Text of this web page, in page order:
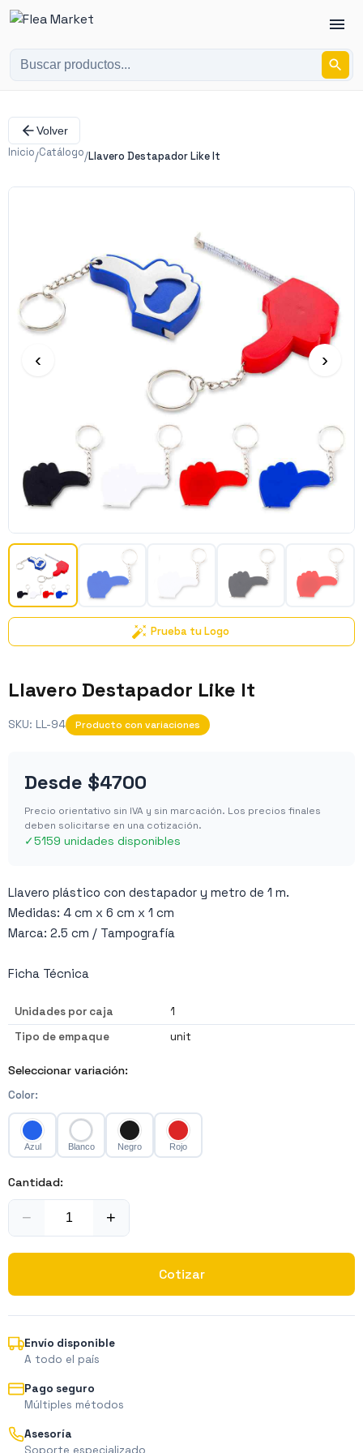
Volver
Inicio/Catálogo/Llavero Destapador Like It
‹ ›
Prueba tu Logo
Llavero Destapador Like It
SKU: LL-94 Producto con variaciones
Desde $4700
Precio orientativo sin IVA y sin marcación. Los precios finales
deben solicitarse en una cotización.
✓5159 unidades disponibles
Llavero plástico con destapador y metro de 1 m.
Medidas: 4 cm x 6 cm x 1 cm
Marca: 2.5 cm / Tampografía
Ficha Técnica
Unidades por caja
1
Tipo de empaque
unit
Seleccionar variación:
Color:
Azul Blanco Negro Rojo
Cantidad:
− +
Cotizar
Envío disponible
A todo el país
Pago seguro
Múltiples métodos
Asesoría
Soporte especializado